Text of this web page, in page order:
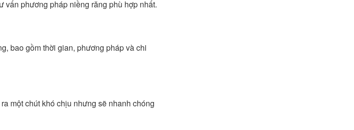
vấn phương pháp niềng răng phù hợp nhất.
bao gồm thời gian, phương pháp và chi
một chút khó chịu nhưng sẽ nhanh chóng